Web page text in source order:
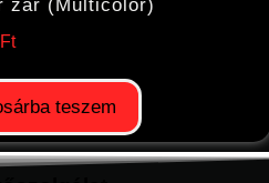
zár (Multicolor)
Ft
teszem